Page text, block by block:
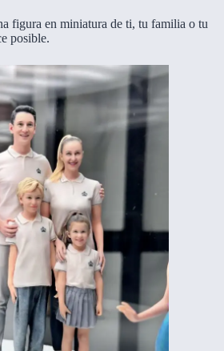
figura en miniatura de ti, tu familia o tu
posible.